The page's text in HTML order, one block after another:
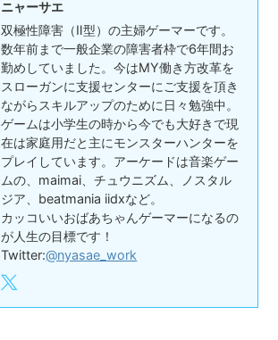
ニャーサエ
双極性障害（Ⅱ型）の主婦ゲーマーです。
数年前まで一般企業の障害者枠で6年間お
勤めしていました。今はMY働き方改革を
スローガンに支援センターにご支援を頂き
ながらスキルアップのために日々勉強中。
ゲームは小学生の時から今でも大好きで現
在は家庭用だと主にモンスターハンターを
プレイしています。アーケードは音楽ゲー
ムの、maimai、チュウニズム、ノスタル
ジア、beatmania iidxなど。
カッコいいおばあちゃんゲーマーになるの
が人生の目標です！
Twitter:@nyasae_work